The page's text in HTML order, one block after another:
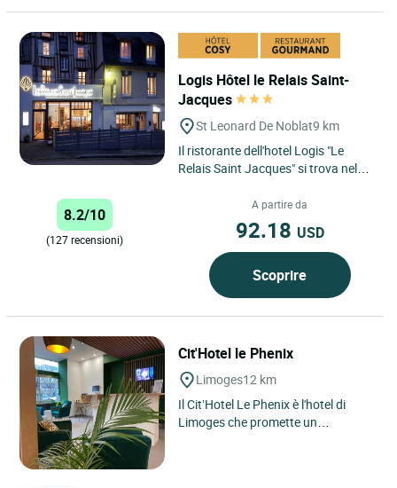
Logis Hôtel le Relais Saint-
Jacques
St Leonard De Noblat9 km
Il ristorante dell'hotel Logis "Le
Relais Saint Jacques" si trova nel
medievale, Saint Léonard...
8.2/10
(127 recensioni)
A partire da
92.18 USD
Scoprire
Cit'Hotel le Phenix
Limoges12 km
Il Cit’Hotel Le Phenix è l'hotel di
Limoges che promette un